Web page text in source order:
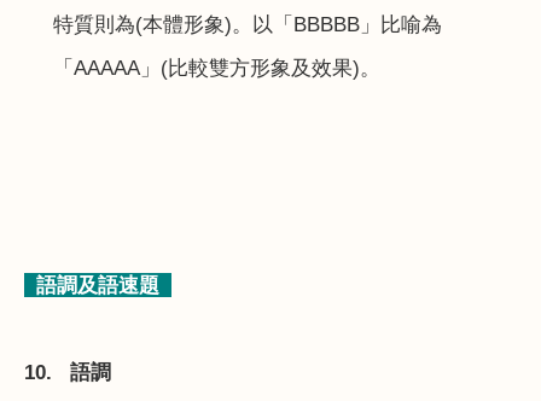
特質則為(本體形象)。以「 BBBBB 」比喻為
「 AAAAA」 (比較雙方形象及效果)。
語調及語速題
10. 語調